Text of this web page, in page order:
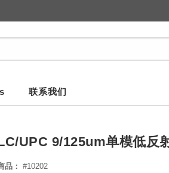
联系我们
UPC 9/125um单模低反
品： #10202